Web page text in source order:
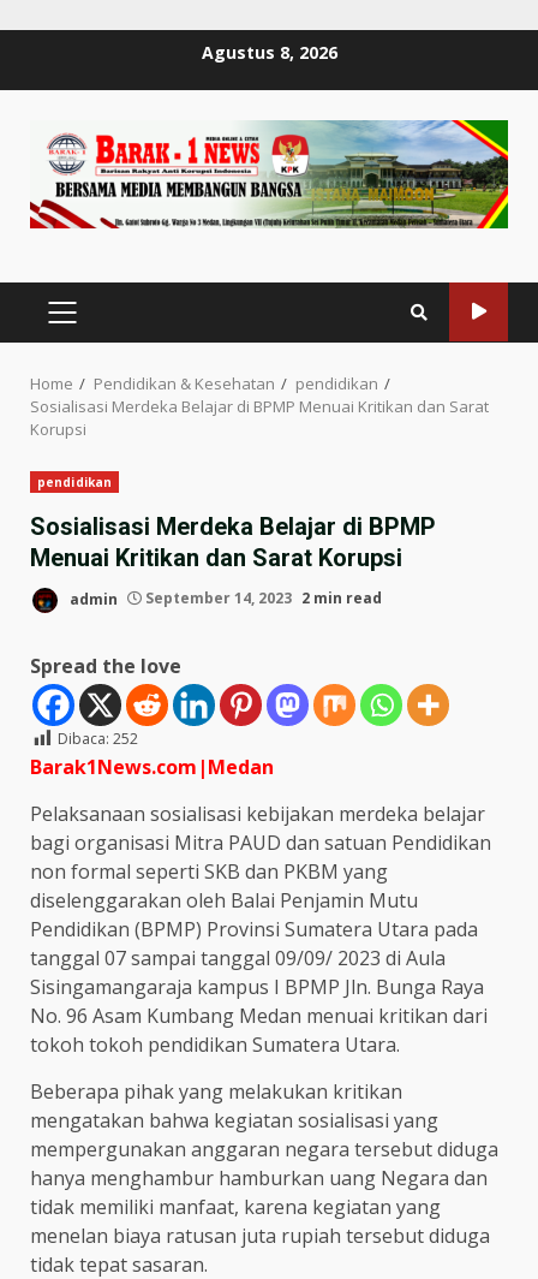
Agustus 8, 2026
PRIMARY
MENU
Home Pendidikan & Kesehatan
pendidikan
Sosialisasi Merdeka Belajar di BPMP Menuai Kritikan dan Sarat
Korupsi
pendidikan
Sosialisasi Merdeka Belajar di BPMP
Menuai Kritikan dan Sarat Korupsi
admin September 14, 2023 2 min read
Spread the love
Dibaca: 252
Barak1News.com|Medan
Pelaksanaan sosialisasi kebijakan merdeka belajar
bagi organisasi Mitra PAUD dan satuan Pendidikan
non formal seperti SKB dan PKBM yang
diselenggarakan oleh Balai Penjamin Mutu
Pendidikan (BPMP) Provinsi Sumatera Utara pada
tanggal 07 sampai tanggal 09/09/ 2023 di Aula
Sisingamangaraja kampus I BPMP Jln. Bunga Raya
No. 96 Asam Kumbang Medan menuai kritikan dari
tokoh tokoh pendidikan Sumatera Utara.
Beberapa pihak yang melakukan kritikan
mengatakan bahwa kegiatan sosialisasi yang
mempergunakan anggaran negara tersebut diduga
hanya menghambur hamburkan uang Negara dan
tidak memiliki manfaat, karena kegiatan yang
menelan biaya ratusan juta rupiah tersebut diduga
tidak tepat sasaran.